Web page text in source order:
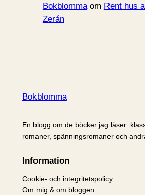
Bokblommaom Rent hus
Zerán
Bokblomma
En blogg om de böcker jag läser:
romaner, spänningsromaner och
Information
Cookie- och integritetspolicy
Om mig & om bloggen